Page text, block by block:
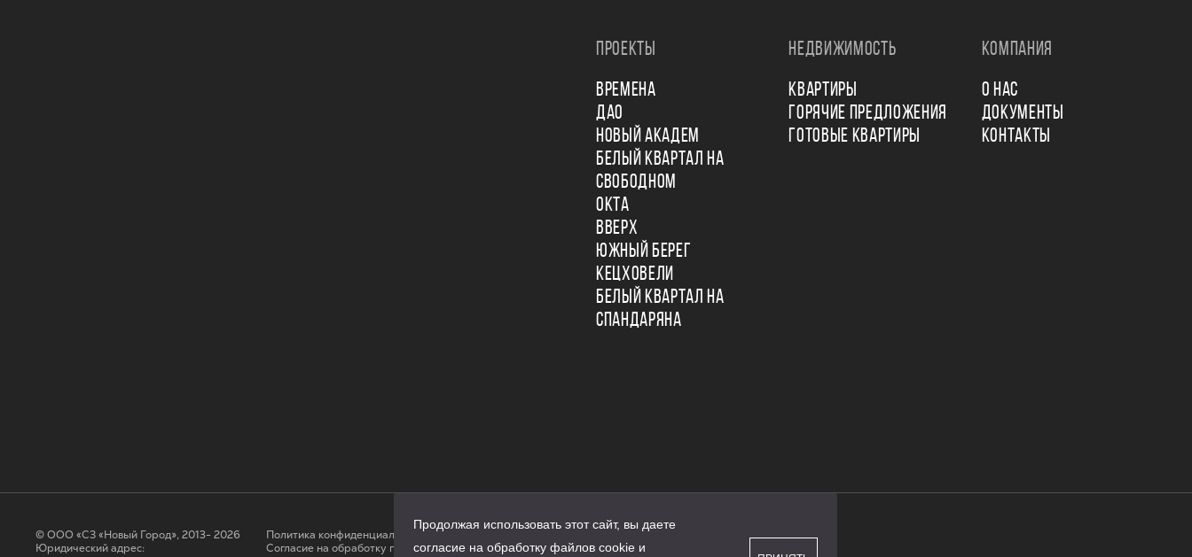
ПРОЕКТЫ
ВРЕМЕНА
ДАО
НОВЫЙ АКАДЕМ
БЕЛЫЙ КВАРТАЛ НА
СВОБОДНОМ
ОКТА
ВВЕРХ
ЮЖНЫЙ БЕРЕГ
КЕЦХОВЕЛИ
БЕЛЫЙ КВАРТАЛ НА
СПАНДАРЯНА
НЕДВИЖИМОСТЬ
КВАРТИРЫ
ГОРЯЧИЕ ПРЕДЛОЖЕНИЯ
ГОТОВЫЕ КВАРТИРЫ
КОМПАНИЯ
О НАС
ДОКУМЕНТЫ
КОНТАКТЫ
© ООО «СЗ «Новый Город», 2013- 2026
Юридический адрес:
Политика конфиденциальности
Согласие на обработку персональных данных
Продолжая использовать этот сайт, вы даете
согласие на обработку файлов cookie и